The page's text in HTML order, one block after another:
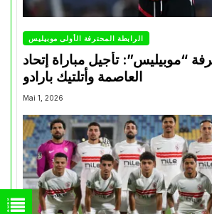
الرابطة المحترفة الأولى موبيليس
“موبيليس”: تأجيل مباراة إتحاد
العاصمة وأتلتيك بارادو
Mai 1, 2026